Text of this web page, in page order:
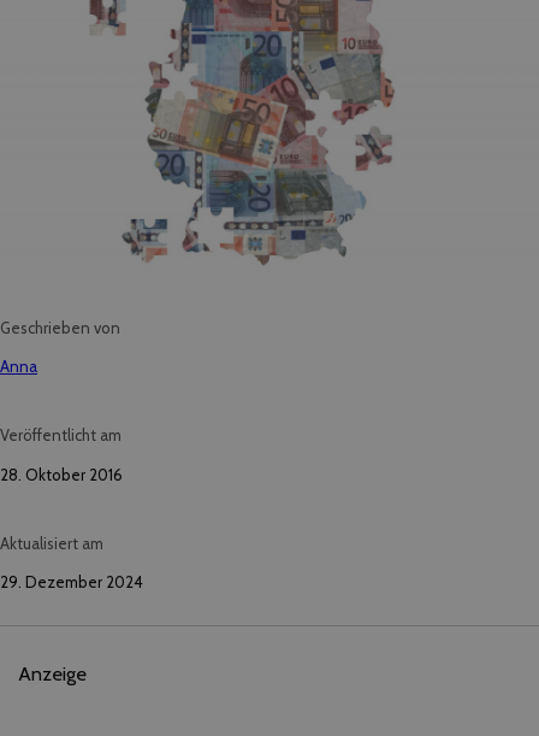
Geschrieben von
Anna
Veröffentlicht am
28. Oktober 2016
Aktualisiert am
29. Dezember 2024
Anzeige